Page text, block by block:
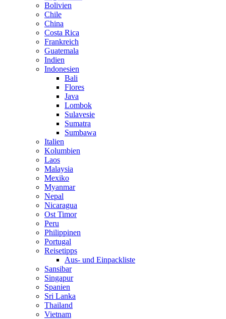
Bolivien
Chile
China
Costa Rica
Frankreich
Guatemala
Indien
Indonesien
Bali
Flores
Java
Lombok
Sulavesie
Sumatra
Sumbawa
Italien
Kolumbien
Laos
Malaysia
Mexiko
Myanmar
Nepal
Nicaragua
Ost Timor
Peru
Philippinen
Portugal
Reisetipps
Aus- und Einpackliste
Sansibar
Singapur
Spanien
Sri Lanka
Thailand
Vietnam